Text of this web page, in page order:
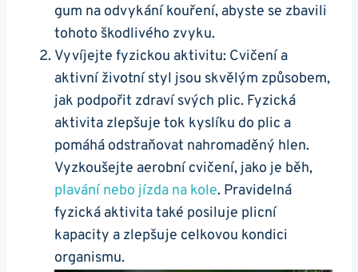
⁢gum na odvykání kouření, abyste se zbavili‌
tohoto škodlivého zvyku.
Vyvíjejte fyzickou ⁣aktivitu: Cvičení a
aktivní ​životní styl jsou skvělým způsobem,
⁤jak ⁢podpořit zdraví svých ⁤plic. Fyzická
‍aktivita⁤ zlepšuje tok kyslíku do plic a
pomáhá odstraňovat nahromaděný hlen.
Vyzkoušejte aerobní cvičení, jako je‍ běh, ‌
plavání nebo jízda na kole.‍ Pravidelná‍
fyzická aktivita také posiluje ⁢plicní
kapacity ​a zlepšuje celkovou kondici
⁣organismu.